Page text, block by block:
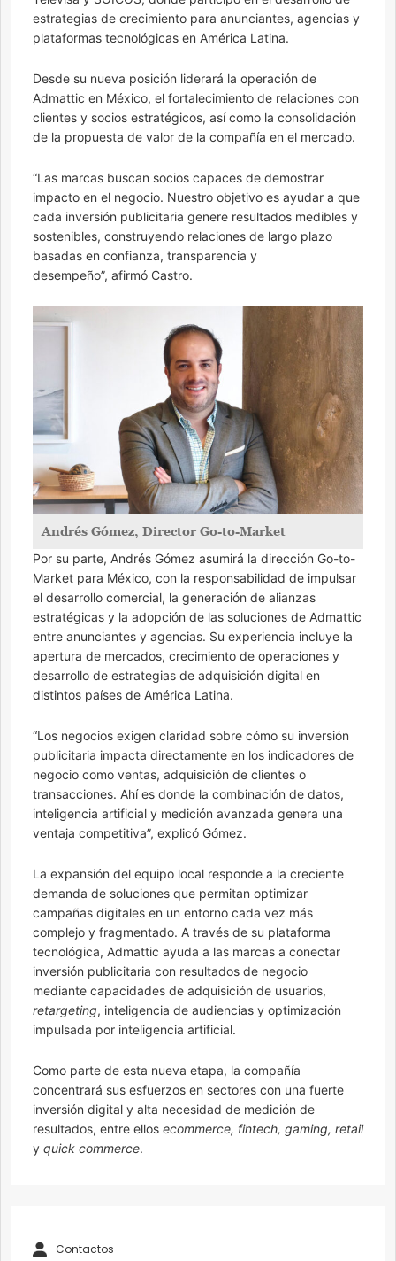
estrategias de crecimiento para anunciantes, agencias y
plataformas tecnológicas en América Latina.
Desde su nueva posición liderará la operación de
Admattic en México, el fortalecimiento de relaciones con
clientes y socios estratégicos, así como la consolidación
de la propuesta de valor de la compañía en el mercado.
“Las marcas buscan socios capaces de demostrar
impacto en el negocio. Nuestro objetivo es ayudar a que
cada inversión publicitaria genere resultados medibles y
sostenibles, construyendo relaciones de largo plazo
basadas en confianza, transparencia y
desempeño”, afirmó Castro.
Andrés Gómez, Director Go-to-Market
Por su parte, Andrés Gómez asumirá la dirección Go-to-
Market para México, con la responsabilidad de impulsar
el desarrollo comercial, la generación de alianzas
estratégicas y la adopción de las soluciones de Admattic
entre anunciantes y agencias. Su experiencia incluye la
apertura de mercados, crecimiento de operaciones y
desarrollo de estrategias de adquisición digital en
distintos países de América Latina.
“Los negocios exigen claridad sobre cómo su inversión
publicitaria impacta directamente en los indicadores de
negocio como ventas, adquisición de clientes o
transacciones. Ahí es donde la combinación de datos,
inteligencia artificial y medición avanzada genera una
ventaja competitiva”, explicó Gómez.
La expansión del equipo local responde a la creciente
demanda de soluciones que permitan optimizar
campañas digitales en un entorno cada vez más
complejo y fragmentado. A través de su plataforma
tecnológica, Admattic ayuda a las marcas a conectar
inversión publicitaria con resultados de negocio
mediante capacidades de adquisición de usuarios,
retargeting, inteligencia de audiencias y optimización
impulsada por inteligencia artificial.
Como parte de esta nueva etapa, la compañía
concentrará sus esfuerzos en sectores con una fuerte
inversión digital y alta necesidad de medición de
resultados, entre ellos ecommerce, fintech, gaming, retail
y quick commerce.
Contactos